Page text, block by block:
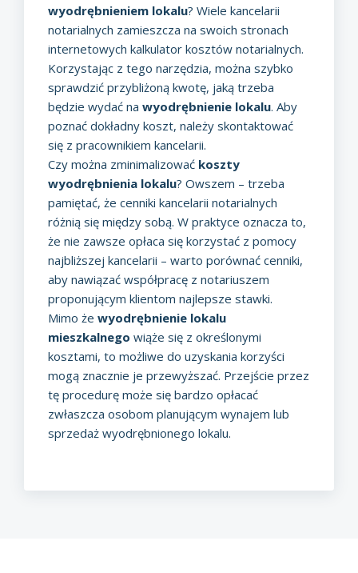
wyodrębnieniem lokalu? Wiele kancelarii
notarialnych zamieszcza na swoich stronach
internetowych kalkulator kosztów notarialnych.
Korzystając z tego narzędzia, można szybko
sprawdzić przybliżoną kwotę, jaką trzeba
będzie wydać na wyodrębnienie lokalu. Aby
poznać dokładny koszt, należy skontaktować
się z pracownikiem kancelarii.
Czy można zminimalizować koszty
wyodrębnienia lokalu? Owszem – trzeba
pamiętać, że cenniki kancelarii notarialnych
różnią się między sobą. W praktyce oznacza to,
że nie zawsze opłaca się korzystać z pomocy
najbliższej kancelarii – warto porównać cenniki,
aby nawiązać współpracę z notariuszem
proponującym klientom najlepsze stawki.
Mimo że wyodrębnienie lokalu
mieszkalnego wiąże się z określonymi
kosztami, to możliwe do uzyskania korzyści
mogą znacznie je przewyższać. Przejście przez
tę procedurę może się bardzo opłacać
zwłaszcza osobom planującym wynajem lub
sprzedaż wyodrębnionego lokalu.